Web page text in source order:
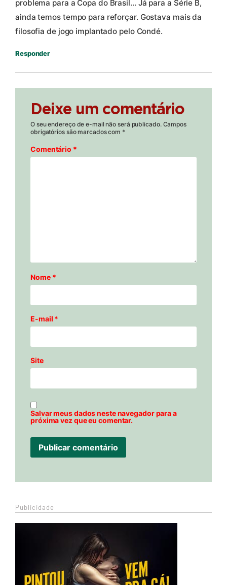
problema para a Copa do Brasil… Já para a Série B,
ainda temos tempo para reforçar. Gostava mais da
filosofia de jogo implantado pelo Condé.
Responder
Deixe um comentário
O seu endereço de e-mail não será publicado. Campos
obrigatórios são marcados com *
Comentário *
Nome *
E-mail *
Site
Salvar meus dados neste navegador para a
próxima vez que eu comentar.
Publicidade